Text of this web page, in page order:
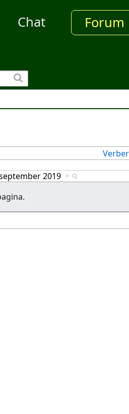
Chat Forum
2019 +